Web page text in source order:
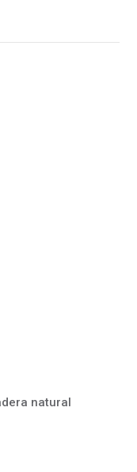
natural